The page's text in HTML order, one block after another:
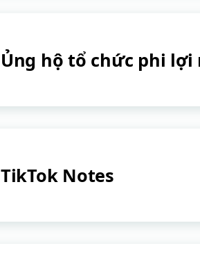
Ủng hộ tổ chức phi lợi
TikTok Notes